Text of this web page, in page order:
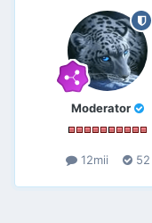
Moderator
12mii 52